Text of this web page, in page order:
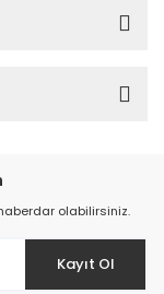
olabilirsiniz.
Kayıt Ol